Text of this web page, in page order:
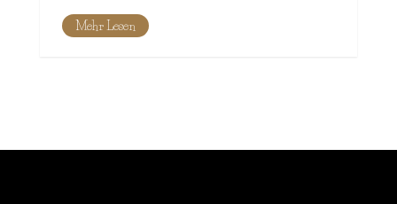
Mehr Lesen